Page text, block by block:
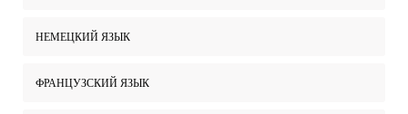
НЕМЕЦКИЙ ЯЗЫК
ФРАНЦУЗСКИЙ ЯЗЫК